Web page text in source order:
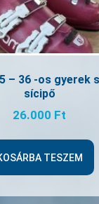
– 36 -os gyerek
sícipő
26.000 Ft
TESZEM